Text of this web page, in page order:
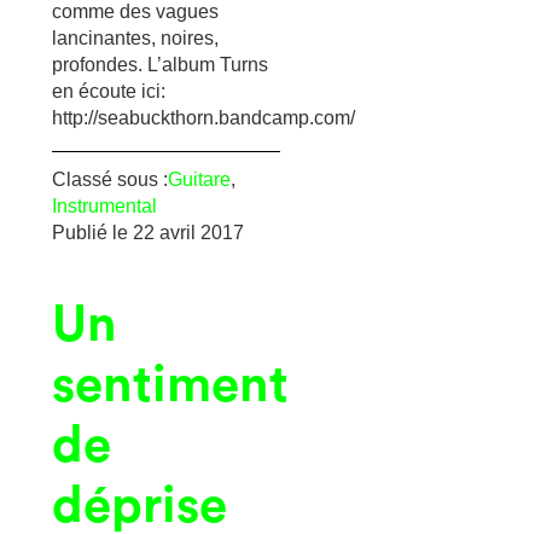
comme des vagues
lancinantes, noires,
profondes. L’album Turns
en écoute ici:
http://seabuckthorn.bandcamp.com/
Classé sous :Guitare,
Instrumental
Publié le 22 avril 2017
Un
sentiment
de
déprise